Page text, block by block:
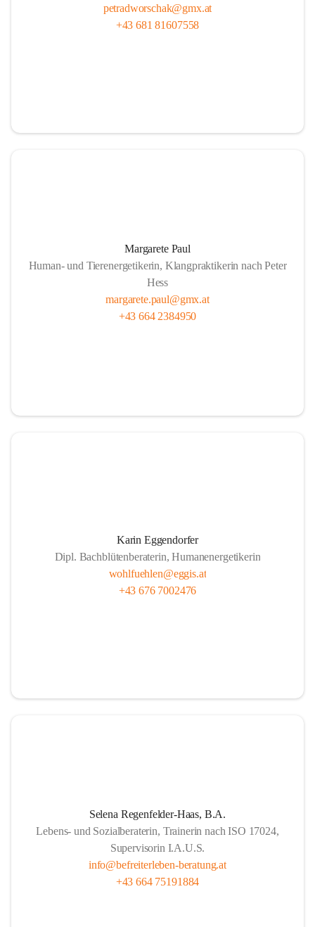
petradworschak@gmx.at
+43 681 81607558
Margarete Paul
Human- und Tierenergetikerin, Klangpraktikerin nach Peter
Hess
margarete.paul@gmx.at
+43 664 2384950
Karin Eggendorfer
Dipl. Bachblütenberaterin, Humanenergetikerin
wohlfuehlen@eggis.at
+43 676 7002476
Selena Regenfelder-Haas, B.A.
Lebens- und Sozialberaterin, Trainerin nach ISO 17024,
Supervisorin I.A.U.S.
info@befreiterleben-beratung.at
+43 664 75191884